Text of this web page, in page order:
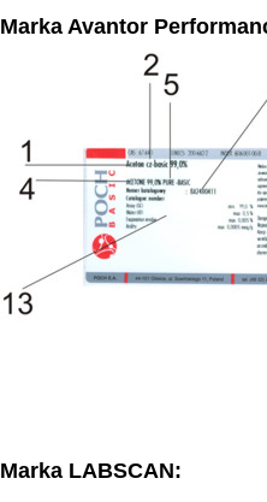
Marka Avantor
Marka LABSCAN: